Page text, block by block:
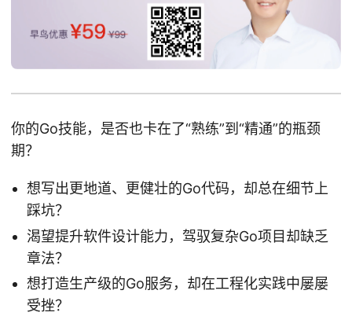
你的Go技能，是否也卡在了“熟练”到“精通”的瓶颈
期？
想写出更地道、更健壮的Go代码，却总在细节上
踩坑？
渴望提升软件设计能力，驾驭复杂Go项目却缺乏
章法？
想打造生产级的Go服务，却在工程化实践中屡屡
受挫？